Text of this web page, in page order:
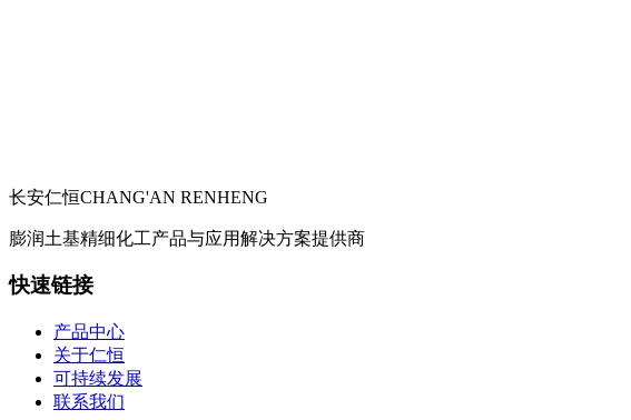
长安仁恒CHANG'AN RENHENG
膨润土基精细化工产品与应用解决方案提供商
快速链接
产品中心
关于仁恒
可持续发展
联系我们